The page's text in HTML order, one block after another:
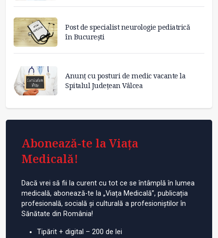
Post de specialist neurologie pediatrică
în București
Anunț cu posturi de medic vacante la
Spitalul Județean Vâlcea
Abonează-te la Viața
Medicală!
Dacă vrei să fii la curent cu tot ce se întâmplă în lumea
medicală, abonează-te la „Viața Medicală”, publicația
profesională, socială și culturală a profesioniștilor în
Sănătate din România!
Tipărit + digital – 200 de lei